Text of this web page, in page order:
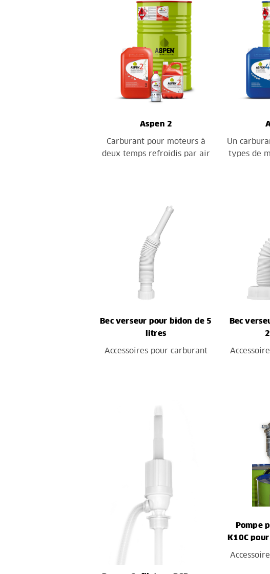
Aspen 2
Carburant pour moteurs à
deux temps refroidis par air
Un
types de
Bec verseur pour bidon de 5
litres
Accessoires pour carburant
Bec
Pompe
K10C